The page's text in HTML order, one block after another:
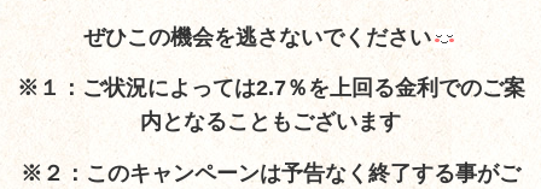
ぜひこの機会を逃さないでください
※１：ご状況によっては2.7％を上回る金利でのご案
内となることもございます
※２：このキャンペーンは予告なく終了する事がご